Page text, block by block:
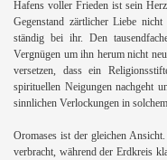
Hafens voller Frieden ist sein
Gegenstand zärtlicher Liebe
ständig bei ihr. Den
Vergnügen um ihn herum nicht
versetzen, dass ein
spirituellen Neigungen nachgeht
sinnlichen Verlockungen in
Oromases ist der gleichen
verbracht, während der Erdkreis